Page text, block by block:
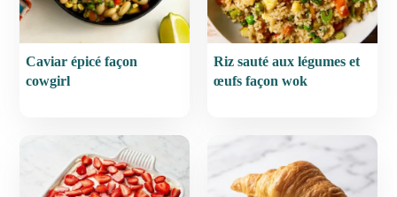
Caviar épicé façon
cowgirl
Riz sauté aux légumes et
œufs façon wok